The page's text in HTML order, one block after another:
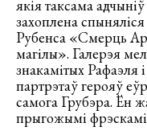
якія таксама
захоплена
Рубенса «Смерць
магілы». Галерэя
знакамітых Рафаэля
партрэтаў герояў
самога Грубэра. Ён
прыгожымі